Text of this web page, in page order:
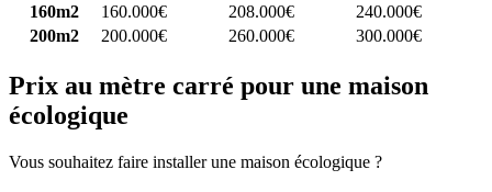
160m2
160.000€ 208.000€
240.000€
200m2
200.000€ 260.000€ 300.000€
Prix au mètre carré pour une maison
écologique
Vous souhaitez faire installer une maison écologique ?